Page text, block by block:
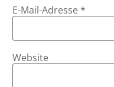
E-Mail-Adresse *
Website